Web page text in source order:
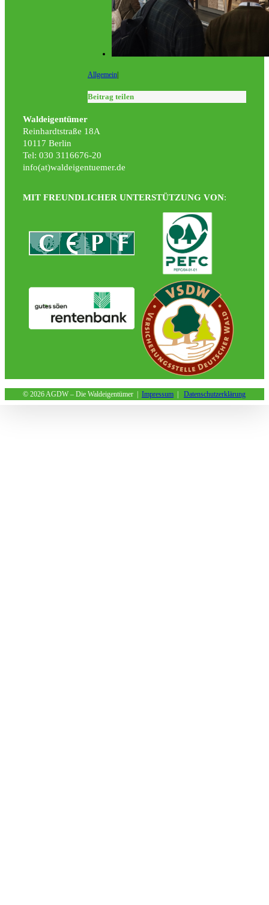
Allgemein|
Beitrag teilen
Waldeigentümer
Reinhardtstraße 18A
10117 Berlin
Tel: 030 3116676-20
info(at)waldeigentuemer.de
MIT FREUNDLICHER UNTERSTÜTZUNG VON:
© 2026 AGDW – Die Waldeigentümer | Impressum | Datenschutzerklärung